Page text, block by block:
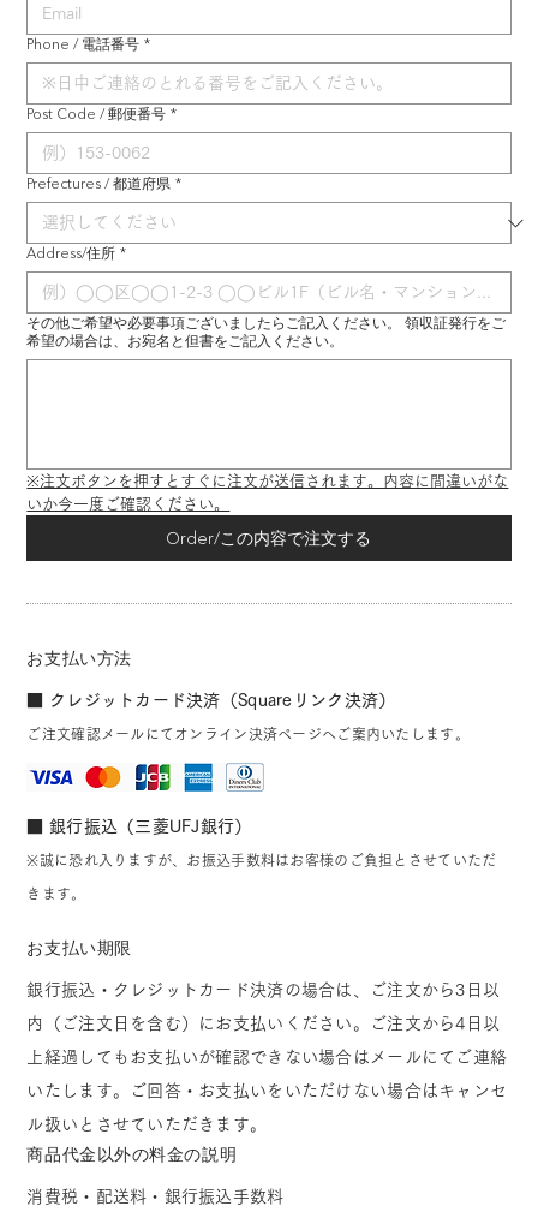
Phone / 電話番号 *
Post Code / 郵便番号 *
Prefectures / 都道府県 *
Address/住所 *
その他ご希望や必要事項ございましたらご記入ください。 領収証発行をご
希望の場合は、お宛名と但書をご記入ください。
※注文ボタンを押すとすぐに注文が送信されます。内容に間違いがな
いか今一度ご確認ください。
Order/この内容で注文する
お支払い方法
■ クレジットカード決済（Squareリンク決済）
ご注文確認メールにてオンライン決済ページへご案内いたします。
■ 銀行振込（三菱UFJ銀行）
※誠に恐れ入りますが、お振込手数料はお客様のご負担とさせていただ
きます。
お支払い期限
銀行振込・クレジットカード決済の場合は、ご注文から3日以
内（ご注文日を含む）にお支払いください。ご注文から4日以
上経過してもお支払いが確認できない場合はメールにてご連絡
いたします。ご回答・お支払いをいただけない場合はキャンセ
ル扱いとさせていただきます。
商品代金以外の料金の説明
消費税・配送料・銀行振込手数料